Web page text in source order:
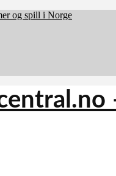
og spill i Norge